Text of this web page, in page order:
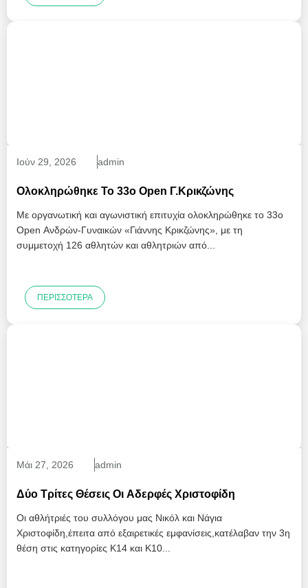
Ιούν 29 , 2026 admin
Ολοκληρώθηκε Το 33ο Open Γ.Κρικζώνης
Με οργανωτική και αγωνιστική επιτυχία ολοκληρώθηκε το 33ο
Open Ανδρών-Γυναικών «Γιάννης Κρικζώνης», με τη
συμμετοχή 126 αθλητών και αθλητριών από...
ΠΕΡΙΣΣΌΤΕΡΑ
Μάι 27 , 2026 admin
Δύο Τρίτες Θέσεις Οι Αδερφές Χριστοφίδη
Οι αθλήτριές του συλλόγου μας Νικόλ και Νάγια
Χριστοφίδη,έπειτα από εξαιρετικές εμφανίσεις,κατέλαβαν την 3η
θέση στις κατηγορίες Κ14 και Κ10...